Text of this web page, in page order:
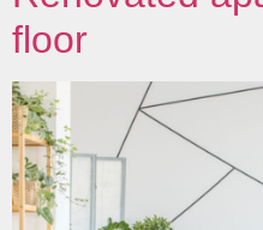
floor